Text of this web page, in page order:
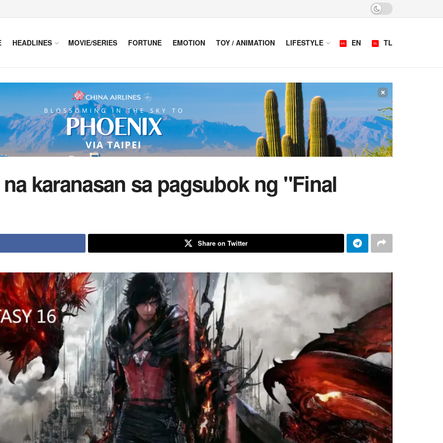
HEADLINES MOVIE/SERIES FORTUNE EMOTION TOY / ANIMATION LIFESTYLE EN TL
×
karanasan sa pagsubok ng "Final
Share on Twitter